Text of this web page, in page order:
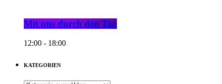
Mit uns durch den Tag
12:00 - 18:00
KATEGORIEN